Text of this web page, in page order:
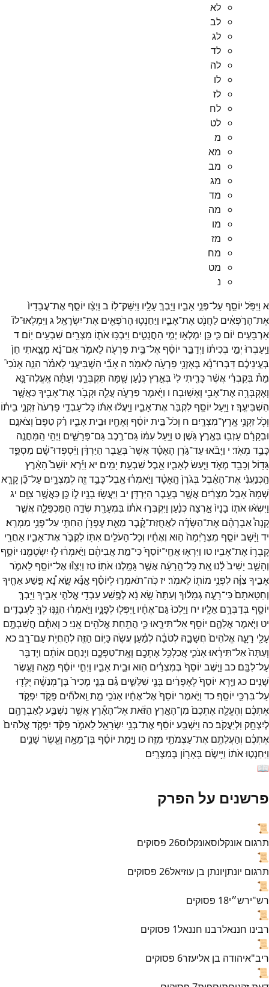
לא
לב
לג
לד
לה
לו
לז
לח
לט
מ
מא
מב
מג
מד
מה
מו
מז
מח
מט
נ
א וַיִּפֹּ֥ל יוֹסֵ֖ף עַל־פְּנֵ֣י אָבִ֑יו וַיֵּ֥בְךְּעָלָ֖יו וַיִּשַּׁק־לֽוֹ׃ ב וַיְצַ֨ו יוֹסֵ֤ף אֶת־עֲבָדָיו֙
אֶת־הָרֹ֣פְאִ֔ים לַחֲנֹ֖ט אֶת־אָבִ֑יו וַיַּחַנְט֥וּ הָרֹפְאִ֖ים אֶת־יִשְׂרָאֵֽל׃ג וַיִּמְלְאוּ־לוֹ֙
אַרְבָּעִ֣ים י֔וֹם כִּ֛י כֵּ֥ן יִמְלְא֖וּ יְמֵ֣י הַחֲנֻטִ֑ים וַיִּבְכּ֥וּאֹת֛וֹ מִצְרַ֖יִם שִׁבְעִ֥ים יֽוֹם׃ ד
וַיַּֽעַבְרוּ֙ יְמֵ֣י בְכִית֔וֹ וַיְדַבֵּ֣ר יוֹסֵ֔ף אֶל־בֵּ֥ית פַּרְעֹ֖ה לֵאמֹ֑ראִם־נָ֨א מָצָ֤אתִי חֵן֙
בְּעֵ֣ינֵיכֶ֔ם דַּבְּרוּ־נָ֕א בְּאָזְנֵ֥י פַרְעֹ֖ה לֵאמֹֽר׃ ה אָבִ֞י הִשְׁבִּיעַ֣נִי לֵאמֹ֗ר הִנֵּ֣ה אָנֹכִי֮
מֵת֒ בְּקִבְרִ֗י אֲשֶׁ֨רכָּרִ֤יתִי לִי֙ בְּאֶ֣רֶץכְּנַ֔עַן שָׁ֖מָּה תִּקְבְּרֵ֑נִי וְעַתָּ֗ה אֶֽעֱלֶה־נָּ֛א
וְאֶקְבְּרָ֥ה אֶת־אָבִ֖י וְאָשֽׁוּבָה׃ ו וַיֹּ֖אמֶר פַּרְעֹ֑ה עֲלֵ֛ה וּקְבֹ֥ראֶת־אָבִ֖יךָכַּאֲשֶׁ֥ר
הִשְׁבִּיעֶֽךָ׃ז וַיַּ֥עַל יוֹסֵ֖ף לִקְבֹּ֣ראֶת־אָבִ֑יו וַיַּֽעֲל֨וּאִתּ֜וֹ כָּל־עַבְדֵ֤י פַרְעֹה֙זִקְנֵ֣י בֵית֔וֹ
וְכֹ֖לזִקְנֵ֥י אֶֽרֶץ־מִצְרָֽיִם׃ ח וְכֹל֙ בֵּ֣ית יוֹסֵ֔ף וְאֶחָ֖יו וּבֵ֣יתאָבִ֑יו רַ֗ק טַפָּם֙ וְצֹאנָ֣ם
וּבְקָרָ֔ם עָזְב֖וּ בְּאֶ֥רֶץגֹּֽשֶׁן׃ ט וַיַּ֣עַלעִמּ֔וֹ גַּם־רֶ֖כֶבגַּם־פָּרָשִׁ֑ים וַיְהִ֥י הַֽמַּחֲנֶ֖ה
כָּבֵ֥ד מְאֹֽד׃ י וַיָּבֹ֜אוּעַד־גֹּ֣רֶן הָאָטָ֗דאֲשֶׁר֙ בְּעֵ֣בֶר הַיַּרְדֵּ֔ן וַיִּ֨סְפְּדוּ־שָׁ֔ם מִסְפֵּ֛ד
גָּד֥וֹל וְכָבֵ֖ד מְאֹ֑ד וַיַּ֧עַשׂלְאָבִ֛יו אֵ֖בֶל שִׁבְעַ֥ת יָמִֽים׃ יא וַיַּ֡רְא יוֹשֵׁב֩ הָאָ֨רֶץ
הַֽכְּנַעֲנִ֜י אֶת־הָאֵ֗בֶל בְּגֹ֙רֶן֙ הָֽאָטָ֔ד וַיֹּ֣אמְר֔וּאֵֽבֶל־כָּבֵ֥דזֶ֖ה לְמִצְרָ֑יִם עַל־כֵּ֞ן קָרָ֤א
שְׁמָהּ֙אָבֵ֣ל מִצְרַ֔יִם אֲשֶׁ֖ר בְּעֵ֥בֶר הַיַּרְדֵּֽן׃ יב וַיַּעֲשׂ֥וּ בָנָ֖יו ל֑וֹ כֵּ֖ן כַּאֲשֶׁ֥ר צִוָּֽם׃ יג
וַיִּשְׂא֨וּאֹת֤וֹ בָנָיו֙אַ֣רְצָה כְּנַ֔עַן וַיִּקְבְּר֣וּאֹת֔וֹ בִּמְעָרַ֖ת שְׂדֵ֣ה הַמַּכְפֵּלָ֑ה אֲשֶׁ֣ר
קָנָה֩אַבְרָהָ֨ם אֶת־הַשָּׂדֶ֜ה לַאֲחֻזַּת־קֶ֗בֶר מֵאֵ֛תעֶפְרֹ֥ן הַחִתִּ֖י עַל־פְּנֵ֥י מַמְרֵֽא׃
יד וַיָּ֨שָׁב יוֹסֵ֤ף מִצְרַ֙יְמָה֙ ה֣וּא וְאֶחָ֔יו וְכָל־הָעֹלִ֥ים אִתּ֖וֹ לִקְבֹּ֣ראֶת־אָבִ֑יו אַחֲרֵ֖י
קָבְר֥וֹ אֶת־אָבִֽיו׃ טו וַיִּרְא֤וּאֲחֵֽי־יוֹסֵף֙כִּי־מֵ֣תאֲבִיהֶ֔ם וַיֹּ֣אמְר֔וּל֥וּ יִשְׂטְמֵ֖נוּ יוֹסֵ֑ף
וְהָשֵׁ֤ב יָשִׁיב֙לָ֔נוּאֵ֚תכָּל־הָ֣רָעָ֔ה אֲשֶׁ֥רגָּמַ֖לְנוּאֹתֽוֹ׃ טז וַיְצַוּ֕וּאֶל־יוֹסֵ֖ף לֵאמֹ֑ר
אָבִ֣יךָ צִוָּ֔ה לִפְנֵ֥י מוֹת֖וֹ לֵאמֹֽר׃ יזכֹּֽה־תֹאמְר֣וּלְיוֹסֵ֗ף אָ֣נָּ֡א שָׂ֣אנָ֠א פֶּ֣שַׁעאַחֶ֤יךָ
וְחַטָּאתָם֙כִּי־רָעָ֣ה גְמָל֔וּךָ וְעַתָּה֙ שָׂ֣א נָ֔אלְפֶ֥שַׁעעַבְדֵ֖י אֱלֹהֵ֣י אָבִ֑יךָ וַיֵּ֥בְךְּ
יוֹסֵ֖ף בְּדַבְּרָ֥ם אֵלָֽיו׃ יח וַיֵּלְכוּ֙גַּם־אֶחָ֔יו וַֽיִּפְּל֖וּלְפָנָ֑יו וַיֹּ֣אמְר֔וּ הִנֶּ֥נּֽוּלְךָ֖לַעֲבָדִֽים׃
יט וַיֹּ֧אמֶראֲלֵהֶ֛ם יוֹסֵ֖ף אַל־תִּירָ֑אוּכִּ֛י הֲתַ֥חַתאֱלֹהִ֖ים אָֽנִי׃ כ וְאַתֶּ֕ם חֲשַׁבְתֶּ֥ם
עָלַ֖י רָעָ֑ה אֱלֹהִים֙ חֲשָׁבָ֣הּ לְטֹבָ֔ה לְמַ֗עַן עֲשֹׂ֛ה כַּיּ֥וֹם הַזֶּ֖ה לְהַחֲיֹ֥תעַם־רָֽב׃כא
וְעַתָּה֙אַל־תִּירָ֔אוּאָנֹכִ֛י אֲכַלְכֵּ֥לאֶתְכֶ֖ם וְאֶֽת־טַפְּכֶ֑ם וַיְנַחֵ֣ם אוֹתָ֔ם וַיְדַבֵּ֖ר
עַל־לִבָּֽם׃ כב וַיֵּ֤שֶׁב יוֹסֵף֙ בְּמִצְרַ֔יִם ה֖וּא וּבֵ֣יתאָבִ֑יו וַיְחִ֣י יוֹסֵ֔ף מֵאָ֥ה וָעֶ֖שֶׂר
שָׁנִֽים׃ כג וַיַּ֤רְא יוֹסֵף֙לְאֶפְרַ֔יִם בְּנֵ֖י שִׁלֵּשִׁ֑ים גַּ֗ם בְּנֵ֤י מָכִיר֙ בֶּן־מְנַשֶּׁ֔ה יֻלְּד֖וּ
עַל־בִּרְכֵּ֥י יוֹסֵֽף׃ כד וַיֹּ֤אמֶר יוֹסֵף֙אֶל־אֶחָ֔יו אָנֹכִ֖י מֵ֑ת וֵֽאלֹהִ֞ים פָּקֹ֧ד יִפְקֹ֣ד
אֶתְכֶ֗ם וְהֶעֱלָ֤ה אֶתְכֶם֙ מִן־הָאָ֣רֶץ הַזֹּ֔אתאֶל־הָאָ֕רֶץאֲשֶׁ֥ר נִשְׁבַּ֛עלְאַבְרָהָ֥ם
לְיִצְחָ֖ק וּֽלְיַעֲקֹֽב׃כה וַיַּשְׁבַּ֣ע יוֹסֵ֔ף אֶת־בְּנֵ֥י יִשְׂרָאֵ֖ללֵאמֹ֑ר פָּקֹ֨ד יִפְקֹ֤דאֱלֹהִים֙
אֶתְכֶ֔ם וְהַעֲלִתֶ֥ם אֶת־עַצְמֹתַ֖י מִזֶּֽה׃ כו וַיָּ֣מָת יוֹסֵ֔ף בֶּן־מֵאָ֥ה וָעֶ֖שֶׂר שָׁנִ֑ים
וַיַּחַנְט֣וּאֹת֔וֹ וַיִּ֥ישֶׂם בָּאָר֖וֹן בְּמִצְרָֽיִם׃
📖
פרשנים על הפרק
📜
תרגום אונקלוסאונקלוס26 פסוקים
📜
תרגום יונתןיונתן בן עוזיאל26 פסוקים
📜
רש"ירש״י18 פסוקים
📜
רבינו חננאלרבנו חננאל1 פסוקים
📜
ריב"איהודה בן אליעזר6 פסוקים
📜